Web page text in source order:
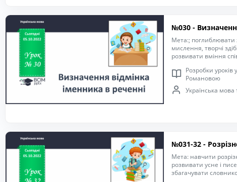
№030 -
Мета:; поглиблювати
мислення, творчі
розвивати вміння
навички письма,
компетентність
старанність, інтерес
Розробки
Романовою
Українська
№031-32 -
Мета: навчити
розвивати усне і
збагачувати